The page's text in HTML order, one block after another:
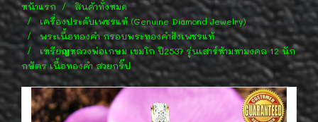
หน้าแรก
สินค้าทั้งหมด
เครื่องประดับเพชรแท้ (Genuine Diamond Jewelry)
พระเนื้อทองคำ กรอบพระทองคำฝังเพชรแท้
เหรียญหลวงพ่อเกษม เขมโก ปี2537 รุ่นเสาร์ห้ามหามงคล 12 นัก
กษัตร เนื้อทองคำ สวยกริ๊ป